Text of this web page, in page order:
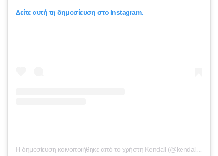
Δείτε αυτή τη δημοσίευση στο Instagram.